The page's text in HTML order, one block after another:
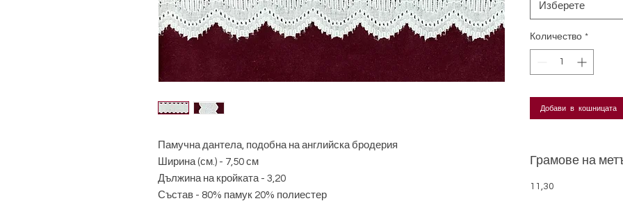
Памучна дантела, подобна на английска бродерия
Ширина (см.) - 7,50 см
Дължина на кройката - 3,20
Състав - 80% памук 20% полиестер
Изберете
Количество *
Добави в кошницата
Грамове на
11,30